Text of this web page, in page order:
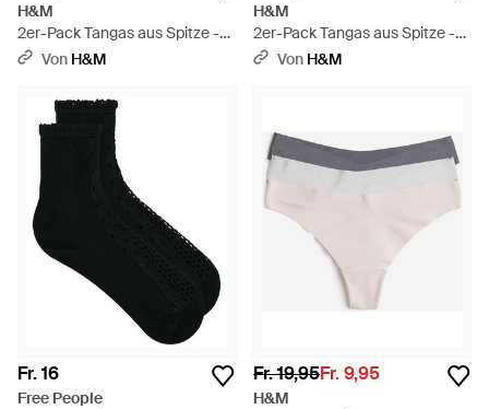
H&M
2er-Pack Tangas aus Spitze -
PinkVon H&M
H&M
2er-Pack Tangas aus Spitze -
PinkVon H&M
Fr. 16
Free People
Fr. 19,95Fr. 9,95
H&M